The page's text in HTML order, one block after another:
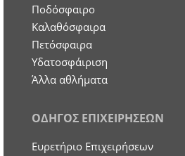
Ποδόσφαιρο
Καλαθόσφαιρα
Πετόσφαιρα
Υδατοσφάιριση
Άλλα αθλήματα
ΟΔΗΓΟΣ ΕΠΙΧΕΙΡΗΣΕΩΝ
Ευρετήριο Επιχειρήσεων